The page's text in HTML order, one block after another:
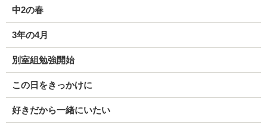
中2の春
3年の4月
別室組勉強開始
この日をきっかけに
好きだから一緒にいたい